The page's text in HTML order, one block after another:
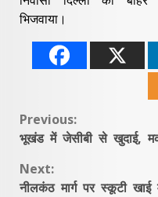
भिजवाया।
Continue
Reading
Previous:
भूखंड में जेसीबी से खुदाई,
Next:
नीलकंठ मार्ग पर स्कूटी